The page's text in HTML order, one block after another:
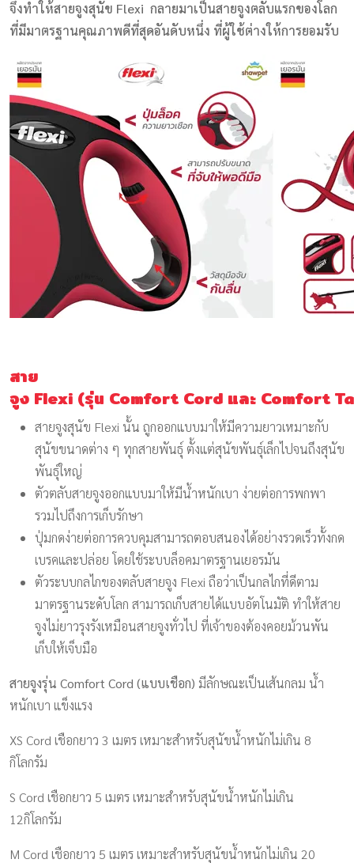
จึงทำให้สายจูงสุนัข Flexi กลายมาเป็นสายจูงตลับแรกของโลก
ที่มีมาตรฐานคุณภาพดีที่สุดอันดับหนึ่ง ที่ผู้ใช้ต่างให้การยอมรับ
สาย
จูง Flexi (รุ่น Comfort Cord และ Comfort
สายจูงสุนัข Flexi นั้น ถูกออกแบบมาให้มีความยาวเหมาะกับ
สุนัขขนาดต่าง ๆ ทุกสายพันธุ์ ตั้งแต่สุนัขพันธุ์เล็กไปจนถึงสุนัข
พันธุ์ใหญ่
ตัวตลับสายจูงออกแบบมาให้มีน้ำหนักเบา ง่ายต่อการพกพา
รวมไปถึงการเก็บรักษา
ปุ่มกดง่ายต่อการควบคุมสามารถตอบสนองได้อย่างรวดเร็วทั้งกด
เบรคและปล่อย โดยใช้ระบบล็อคมาตรฐานเยอรมัน
ตัวระบบกลไกของตลับสายจูง Flexi ถือว่าเป็นกลไกที่ดีตาม
มาตรฐานระดับโลก สามารถเก็บสายได้แบบอัตโนมัติ ทำให้สาย
จูงไม่ยาวรุงรังเหมือนสายจูงทั่วไป ที่เจ้าของต้องคอยม้วนพัน
เก็บให้เจ็บมือ
สายจูงรุ่น Comfort Cord (แบบเชือก) มีลักษณะเป็นเส้นกลม น้ำ
หนักเบา แข็งแรง
XS Cord เชือกยาว 3 เมตร เหมาะสำหรับสุนัขน้ำหนักไม่เกิน 8
กิโลกรัม
S Cord เชือกยาว 5 เมตร เหมาะสำหรับสุนัขน้ำหนักไม่เกิน
12กิโลกรัม
M Cord เชือกยาว 5 เมตร เหมาะสำหรับสุนัขน้ำหนักไม่เกิน 20